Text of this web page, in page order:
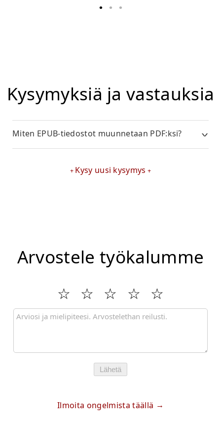
Kysymyksiä ja vastauksia
Miten EPUB-tiedostot muunnetaan PDF:ksi?
Kysy uusi kysymys
Arvostele työkalumme
Lähetä
Ilmoita ongelmista täällä